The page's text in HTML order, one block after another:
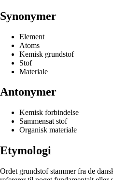
Synonymer
Element
Atoms
Kemisk grundstof
Stof
Materiale
Antonymer
Kemisk forbindelse
Sammensat stof
Organisk materiale
Etymologi
Ordet grundstof stammer fra de